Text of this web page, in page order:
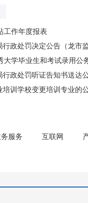
工作年度报表
政处罚决定公告（龙市
大学毕业生和考试录用公
行政处罚听证告知书送达
〕71号）
培训学校变更培训专业的
服务 互联网